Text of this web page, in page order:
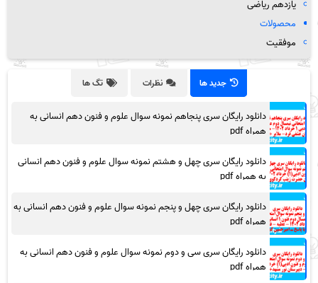
یازدهم ریاضی
محصولات
موفقیت
جدید ها نظرات تگ ها
دانلود رایگان سری پنجاهم نمونه سوال علوم و فنون دهم انسانی به
همراه pdf
دانلود رایگان سری چهل و هشتم نمونه سوال علوم و فنون دهم انسانی
به همراه pdf
دانلود رایگان سری چهل و پنجم نمونه سوال علوم و فنون دهم انسانی به
همراه pdf
دانلود رایگان سری سی و دوم نمونه سوال علوم و فنون دهم انسانی به
همراه pdf